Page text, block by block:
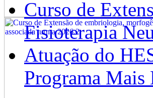
Curso de
Fisioterapia
Atuação do
Programa